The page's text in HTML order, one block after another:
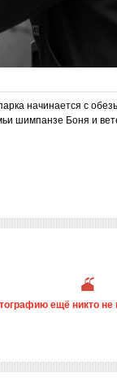
начинается с
шимпанзе Боня и
ещё никто не